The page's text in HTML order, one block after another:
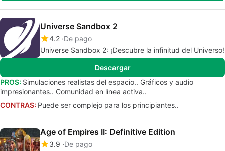
Universe Sandbox 2
4.2 De pago
Universe Sandbox 2: ¡Descubre la infinitud del Universo!
Descargar
PROS: Simulaciones realistas del espacio.. Gráficos y audio
impresionantes.. Comunidad en línea activa..
CONTRAS: Puede ser complejo para los principiantes..
Age of Empires II: Definitive Edition
3.9 De pago